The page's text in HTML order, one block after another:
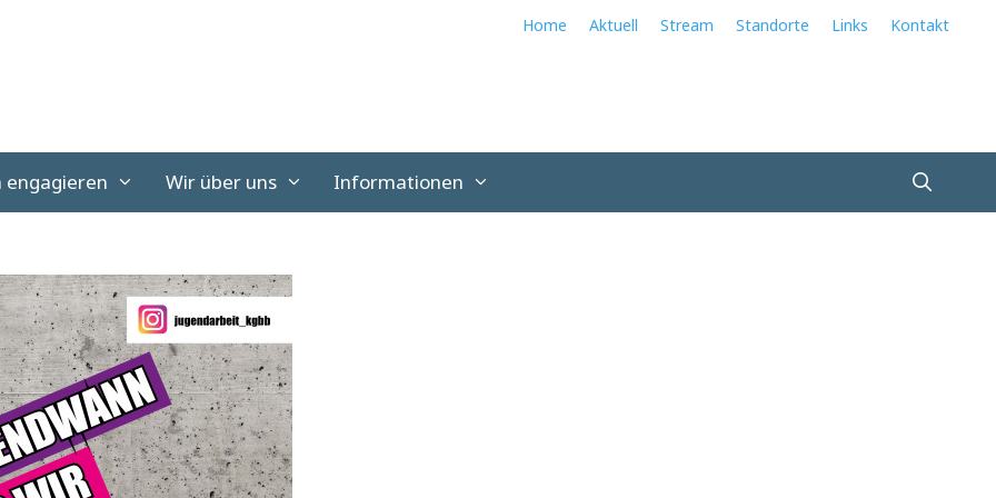
Home Aktuell Stream Standorte Links Kontakt
engagieren Wir über uns Informationen